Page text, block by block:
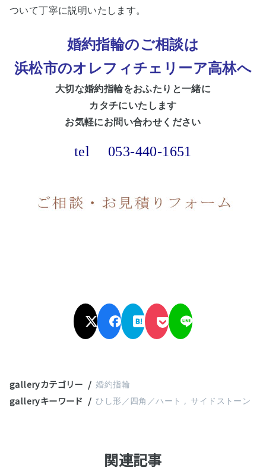
ついて丁寧に説明いたします。
婚約指輪のご相談は
浜松市のオレフィチェリーア高林へ
大切な婚約指輪をおふたりと一緒に
カタチにいたします
お気軽にお問い合わせください
tel 053-440-1651
galleryカテゴリー 婚約指輪
galleryキーワード ひし形／四角／ハート サイドストーン
関連記事